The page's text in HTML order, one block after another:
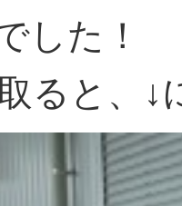
した！
ると、↓